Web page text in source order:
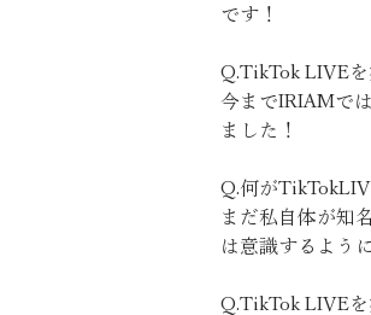
です！
Q.TikTok LIVEを
今までIRIAMで
ました！
Q.何が
まだ私自体が知
は意識するよう
Q.TikTok LIVEを